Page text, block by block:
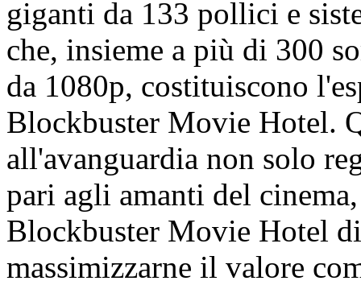
giganti da 133 pollici e
che, insieme a più di 300
da 1080p, costituiscono
Blockbuster Movie Hotel.
all'avanguardia non solo
pari agli amanti del
Blockbuster Movie Hotel
massimizzarne il valore